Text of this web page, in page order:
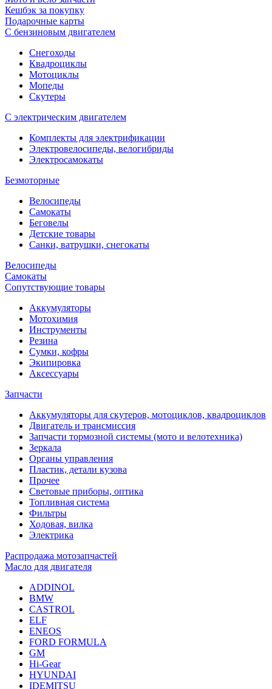
Кешбэк за покупку
Подарочные карты
С бензиновым двигателем
Снегоходы
Квадроциклы
Мотоциклы
Мопеды
Скутеры
С электрическим двигателем
Комплекты для электрификации
Электровелосипеды, велогибриды
Электросамокаты
Безмоторные
Велосипеды
Самокаты
Беговелы
Детские товары
Санки, ватрушки, снегокаты
Велосипеды
Самокаты
Сопутствующие товары
Аккумуляторы
Мотохимия
Инструменты
Резина
Сумки, кофры
Экипировка
Аксессуары
Запчасти
Аккумуляторы для скутеров, мотоциклов, квадроциклов
Двигатель и трансмиссия
Запчасти тормозной системы (мото и велотехника)
Зеркала
Органы управления
Пластик, детали кузова
Прочее
Световые приборы, оптика
Топливная система
Фильтры
Ходовая, вилка
Электрика
Распродажа мотозапчастей
Масло для двигателя
ADDINOL
BMW
CASTROL
ELF
ENEOS
FORD FORMULA
GM
Hi-Gear
HYUNDAI
IDEMITSU